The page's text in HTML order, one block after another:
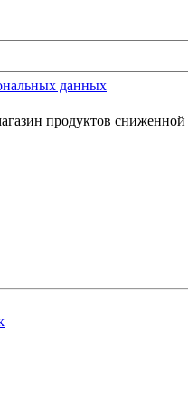
данных
продуктов сниженной